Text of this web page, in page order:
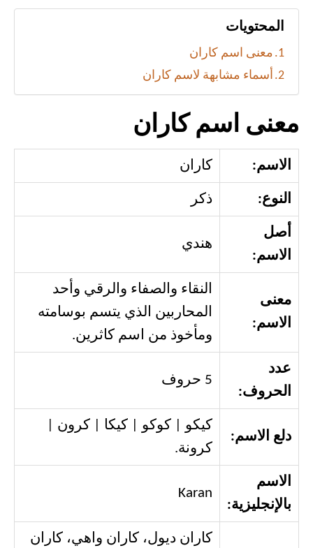
المحتويات
معنى اسم كاران
أسماء مشابهة لاسم كاران
معنى اسم كاران
الاسم: كاران
النوع: ذكر
أصل
الاسم:
هندي
معنى
الاسم:
النقاء والصفاء والرقي وأحد
المحاربين الذي يتسم بوسامته
ومأخوذ من اسم كاثرين.
عدد
الحروف:
5 حروف
دلع الاسم:
كيكو | كوكو | كيكا | كرون |
كرونة.
الاسم
بالإنجليزية:
Karan
كاران ديول، كاران واهي، كاران